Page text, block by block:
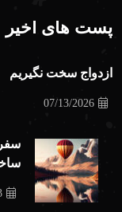
پست های اخیر
ازدواج سخت نگیریم
07/13/2026